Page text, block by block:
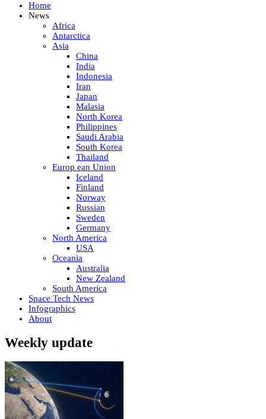
Home
News
Africa
Antarctica
Asia
China
India
Indonesia
Iran
Japan
Malasia
North Korea
Philippines
Saudi Arabia
South Korea
Thailand
Europ ean Union
Iceland
Finland
Norway
Russian
Sweden
Germany
North America
USA
Oceania
Australia
New Zealand
South America
Space Tech News
Infographics
About
Weekly update